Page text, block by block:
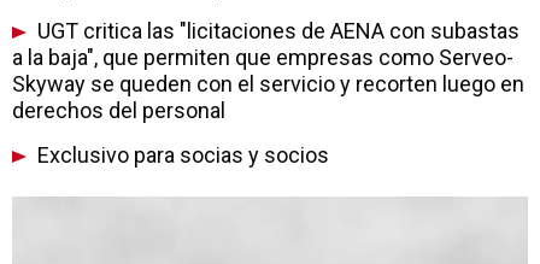
UGT critica las "licitaciones de AENA con subastas
a la baja", que permiten que empresas como Serveo-
Skyway se queden con el servicio y recorten luego en
derechos del personal
Exclusivo para socias y socios